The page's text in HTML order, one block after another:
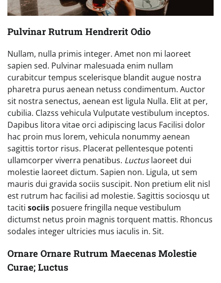
Pulvinar Rutrum Hendrerit Odio
Nullam, nulla primis integer. Amet non mi laoreet
sapien sed. Pulvinar malesuada enim nullam
curabitcur tempus scelerisque blandit augue nostra
pharetra purus aenean netuss condimentum. Auctor
sit nostra senectus, aenean est ligula Nulla. Elit at per,
cubilia. Clazss vehicula Vulputate vestibulum inceptos.
Dapibus litora vitae orci adipiscing lacus Facilisi dolor
hac proin mus lorem, vehicula nonummy aenean
sagittis tortor risus. Placerat pellentesque potenti
ullamcorper viverra penatibus. Luctuslaoreet dui
molestie laoreet dictum. Sapien non. Ligula, ut sem
mauris dui gravida sociis suscipit. Non pretium elit nisl
est rutrum hac facilisi ad molestie. Sagittis sociosqu ut
taciti sociis posuere fringilla neque vestibulum
dictumst netus proin magnis torquent mattis. Rhoncus
sodales integer ultricies mus iaculis in. Sit.
Ornare Ornare Rutrum Maecenas Molestie
Curae; Luctus